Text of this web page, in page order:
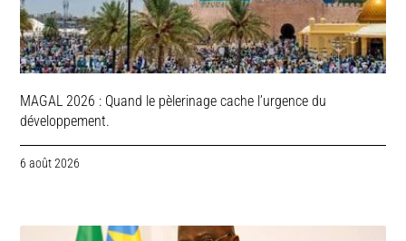
MAGAL 2026 : Quand le pèlerinage cache l’urgence du
développement.
6 août 2026